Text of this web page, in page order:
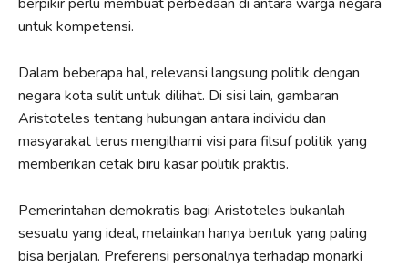
untuk kompetensi.
Dalam beberapa hal, relevansi langsung politik dengan
negara kota sulit untuk dilihat. Di sisi lain, gambaran
Aristoteles tentang hubungan antara individu dan
masyarakat terus mengilhami visi para filsuf politik yang
memberikan cetak biru kasar politik praktis.
Pemerintahan demokratis bagi Aristoteles bukanlah
sesuatu yang ideal, melainkan hanya bentuk yang paling
bisa berjalan. Preferensi personalnya terhadap monarki